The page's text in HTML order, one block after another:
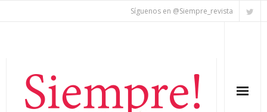
Síguenos en @Siempre_revista